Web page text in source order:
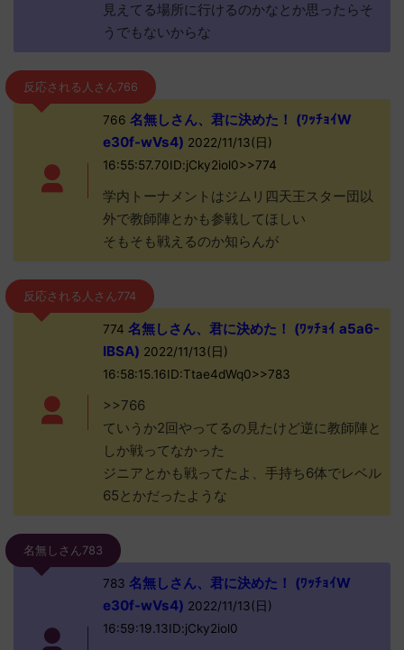
見えてる場所に行けるのかなとか思ったらそ
うでもないからな
反応される人さん766
766 名無しさん、君に決めた！ (ﾜｯﾁｮｲW
e30f-wVs4) 2022/11/13(日)
16:55:57.70ID:jCky2iol0>>774
学内トーナメントはジムリ四天王スター団以
外で教師陣とかも参戦してほしい
そもそも戦えるのか知らんが
反応される人さん774
774 名無しさん、君に決めた！ (ﾜｯﾁｮｲ a5a6-
IBSA) 2022/11/13(日)
16:58:15.16ID:Ttae4dWq0>>783
>>766
ていうか2回やってるの見たけど逆に教師陣と
しか戦ってなかった
ジニアとかも戦ってたよ、手持ち6体でレベル
65とかだったような
名無しさん783
783 名無しさん、君に決めた！ (ﾜｯﾁｮｲW
e30f-wVs4) 2022/11/13(日)
16:59:19.13ID:jCky2iol0